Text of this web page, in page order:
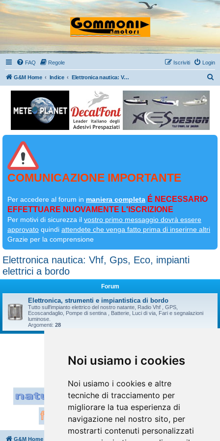
Noi usiamo i cookies
Noi usiamo i cookies e altre
tecniche di tracciamento per
migliorare la tua esperienza di
navigazione nel nostro sito, per
mostrarti contenuti personalizzati
FAQ Regole Login
Iscriviti
G&M Home Indice Elettronica nautica: Vhf, Gps, Eco, impianti elettrici a bordo
COMUNICAZIONE IMPORTANTE
Per accedere al forum in maniera completa É NECESSARIO
EFFETTUARE NUOVAMENTE L'ISCRIZIONE
Per motivi di sicurezza il vostro primo messaggio dovrà essere
approvato quindi attendete che venga fatto prima di inserirne altri
Grazie per la comprensione
Elettronica nautica: Vhf, Gps, Eco, impianti
elettrici a bordo
Forum
Elettronica, strumenti e impiantistica di bordo
Tutto sull'impianto elettrico del nostro natante, Radio Vhf , GPS,
Ecoscandaglio, Pompe di sentina , Batterie, Luci di via, Fari e segnalazioni
luminose.
Argomenti: 28
G&M Home Tutti gli orari sonoUTC+02:00
Cancella cookie